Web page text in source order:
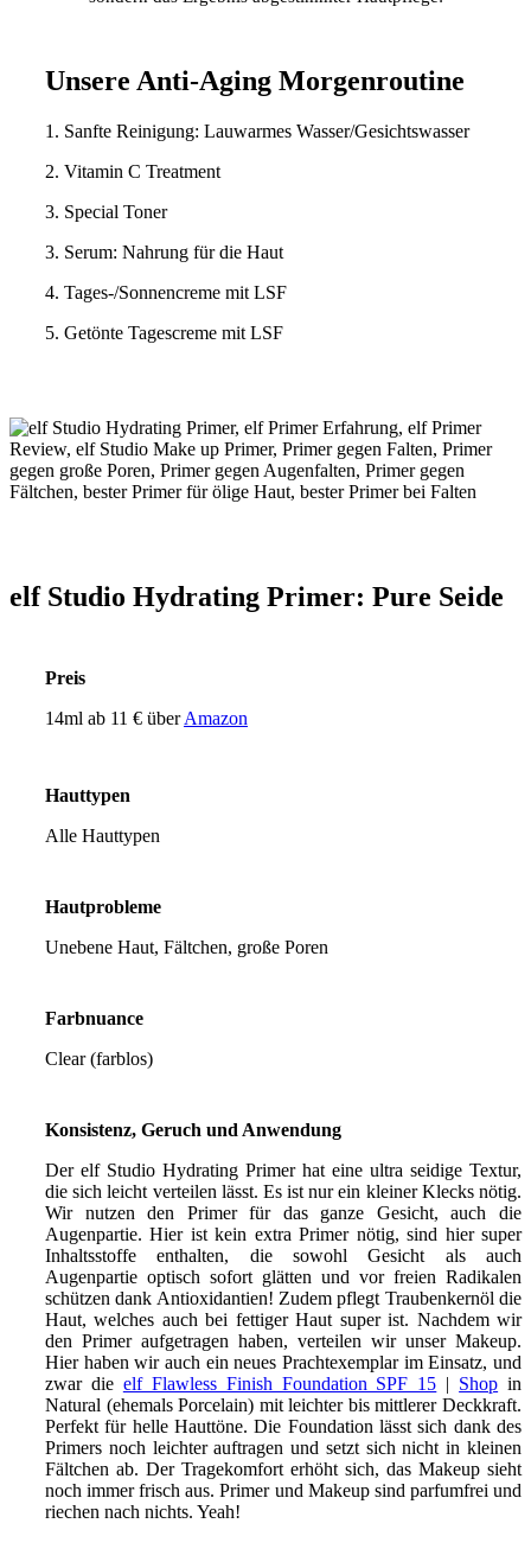
Unsere Anti-Aging Morgenroutine
1. Sanfte Reinigung: Lauwarmes Wasser/Gesichtswasser
2. Vitamin C Treatment
3. Special Toner
3. Serum: Nahrung für die Haut
4. Tages-/Sonnencreme mit LSF
5. Getönte Tagescreme mit LSF
elf Studio Hydrating Primer: Pure Seide
Preis
14ml ab 11 € überAmazon
Hauttypen
Alle Hauttypen
Hautprobleme
Unebene Haut, Fältchen, große Poren
Farbnuance
Clear (farblos)
Konsistenz, Geruch und Anwendung
Der elf Studio Hydrating Primer hat eine ultra seidige Textur,
die sich leicht verteilen lässt. Es ist nur ein kleiner Klecks nötig.
Wir nutzen den Primer für das ganze Gesicht, auch die
Augenpartie. Hier ist kein extra Primer nötig, sind hier super
Inhaltsstoffe enthalten, die sowohl Gesicht als auch
Augenpartie optisch sofort glätten und vor freien Radikalen
schützen dank Antioxidantien! Zudem pflegt Traubenkernöl die
Haut, welches auch bei fettiger Haut super ist. Nachdem wir
den Primer aufgetragen haben, verteilen wir unser Makeup.
Hier haben wir auch ein neues Prachtexemplar im Einsatz, und
zwar die elf Flawless Finish Foundation SPF 15 | Shop in
Natural (ehemals Porcelain) mit leichter bis mittlerer Deckkraft.
Perfekt für helle Hauttöne. Die Foundation lässt sich dank des
Primers noch leichter auftragen und setzt sich nicht in kleinen
Fältchen ab. Der Tragekomfort erhöht sich, das Makeup sieht
noch immer frisch aus. Primer und Makeup sind parfumfrei und
riechen nach nichts. Yeah!